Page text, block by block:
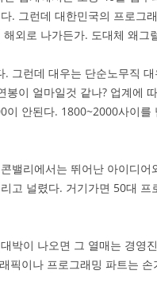
. 그런데 대한민국의 프로그
외로 나가든가. 도대체 왜그
. 그런데 대우는 단순노무직
봉이 얼마일것 같나? 업계에
이 안된다. 1800~2000사이
밸리에서는 뛰어난 아이디
고 널렸다. 거기가면 50대
박이 나오면 그 열매는 경영
픽이나 프로그래밍 파트는